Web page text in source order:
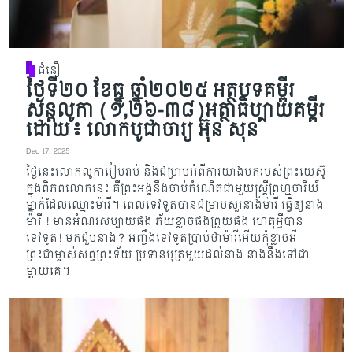
ជំនឿ
ថ្ងៃទី២០ ខែធ្នូ ឆ្នាំ២០២៥ អត្ថបទគម្ពីរ
សន្តលូកា (១,២៦-៣៨)អត្ថាធិប្បាយគម្ពីរ
ដោយ៖ លោកបូជាចារ្យ អ៊ុន សុន
Dec 17, 2025
ថ្ងៃនេះលោកលូការៀបរាប់ និងជម្រាបអំពីការយាងមករបស់ព្រះយេស៊ូ
ក្នុងពិភពលោកនេះ គឺ​ព្រះអង្គ​នឹ​ង​ចាប់​​កំណើតជាមួយស្ត្រីព្រហ្មចារីយ៍
ម្នាក់ដែលឈ្មោះម៉ារី។ ពេលទេវទូតបានជម្រាបសួរនាងម៉ារី ធ្វើ​ឲ្យ​នាង​
ម៉ារី ! មានអំណរសប្បាយផង ភ័យខ្លាចផងព្រួយផង ហេតុអ្វីបាន
ទេវទូត! មកជួបនាង? អញ្ចឹង​ទេ​វទូត​ប្រាប់ថាម៉ារីអើយកុំខ្លាចអី
ព្រះជាម្ចាស់សព្វព្រះទ័យ ប្រទានបុត្រមួយដល់នាង នាងនឹងទៅជា
ម្ដាយគេ។